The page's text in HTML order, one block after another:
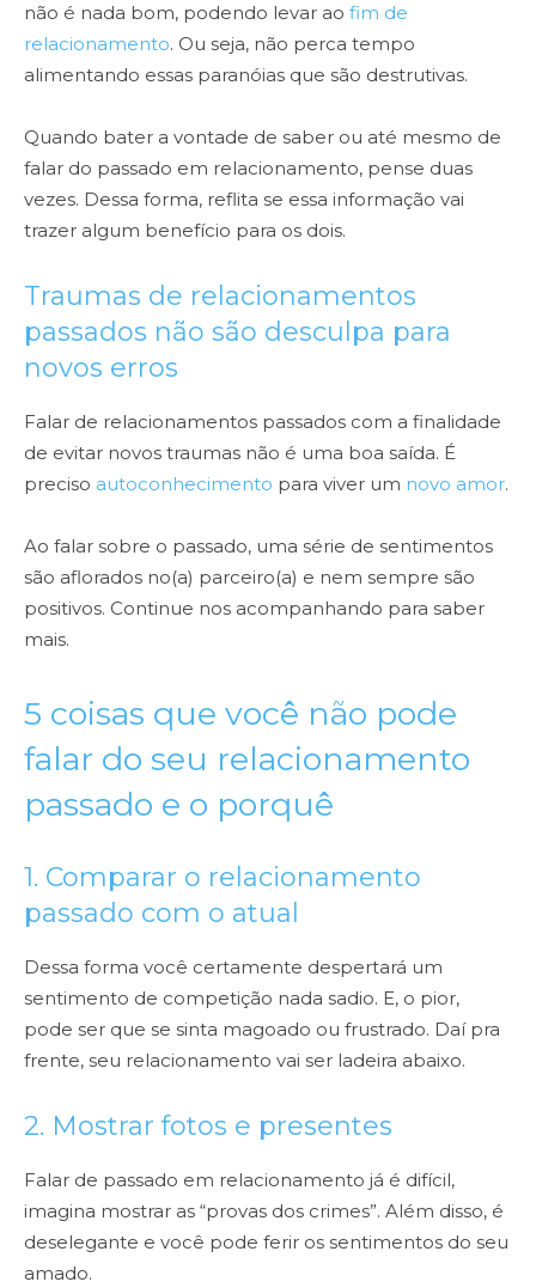
não é nada bom, podendo levar ao fim de
relacionamento. Ou seja, não perca tempo
alimentando essas paranóias que são destrutivas.
Quando bater a vontade de saber ou até mesmo de
falar do passado em relacionamento, pense duas
vezes. Dessa forma, reflita se essa informação vai
trazer algum benefício para os dois.
Traumas de relacionamentos
passados não são desculpa para
novos erros
Falar de relacionamentos passados com a finalidade
de evitar novos traumas não é uma boa saída. É
preciso autoconhecimento para viver um novo amor.
Ao falar sobre o passado, uma série de sentimentos
são aflorados no(a) parceiro(a) e nem sempre são
positivos. Continue nos acompanhando para saber
mais.
5 coisas que você não pode
falar do seu relacionamento
passado e o porquê
1. Comparar o relacionamento
passado com o atual
Dessa forma você certamente despertará um
sentimento de competição nada sadio. E, o pior,
pode ser que se sinta magoado ou frustrado. Daí pra
frente, seu relacionamento vai ser ladeira abaixo.
2. Mostrar fotos e presentes
Falar de passado em relacionamento já é difícil,
imagina mostrar as “provas dos crimes”. Além disso, é
deselegante e você pode ferir os sentimentos do seu
amado.